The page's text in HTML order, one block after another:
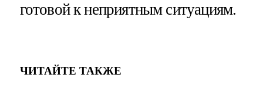
готовой к неприятным ситуациям.
ЧИТАЙТЕ ТАКЖЕ